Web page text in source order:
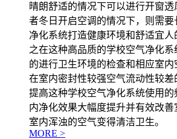
晴朗舒适的情况下可以进行开窗
者冬日开启空调的情况下，则需
净化系统打造健康环境和舒适宜
之在这种高品质的学校空气净化
的进行卫生环境的检查和相应室
在室内密封性较强空气流动性较
提高这种学校空气净化系统使用
内净化效果大幅度提升并有效改
室内浑浊的空气变得清洁卫生。
MORE >